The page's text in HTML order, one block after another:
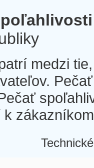
medzi